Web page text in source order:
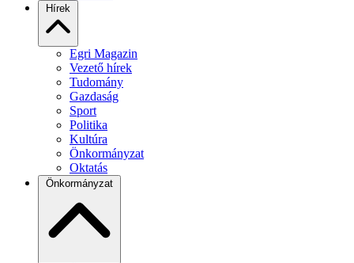
Hírek
Egri Magazin
Vezető hírek
Tudomány
Gazdaság
Sport
Politika
Kultúra
Önkormányzat
Oktatás
Önkormányzat